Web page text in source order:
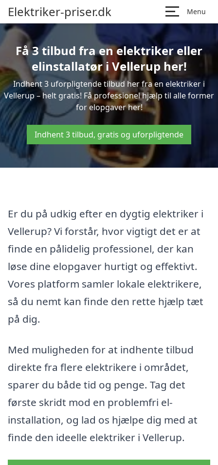
Elektriker-priser.dk Menu
Få 3 tilbud fra en elektriker eller
elinstallatør i Vellerup her!
Indhent 3 uforpligtende tilbud her fra en elektriker i
Vellerup – helt gratis! Få professionel hjælp til alle former
for elopgaver her!
Indhent 3 tilbud, gratis og uforpligtende
Er du på udkig efter en dygtig elektriker i
Vellerup? Vi forstår, hvor vigtigt det er at
finde en pålidelig professionel, der kan
løse dine elopgaver hurtigt og effektivt.
Vores platform samler lokale elektrikere,
så du nemt kan finde den rette hjælp tæt
på dig.
Med muligheden for at indhente tilbud
direkte fra flere elektrikere i området,
sparer du både tid og penge. Tag det
første skridt mod en problemfri el-
installation, og lad os hjælpe dig med at
finde den ideelle elektriker i Vellerup.